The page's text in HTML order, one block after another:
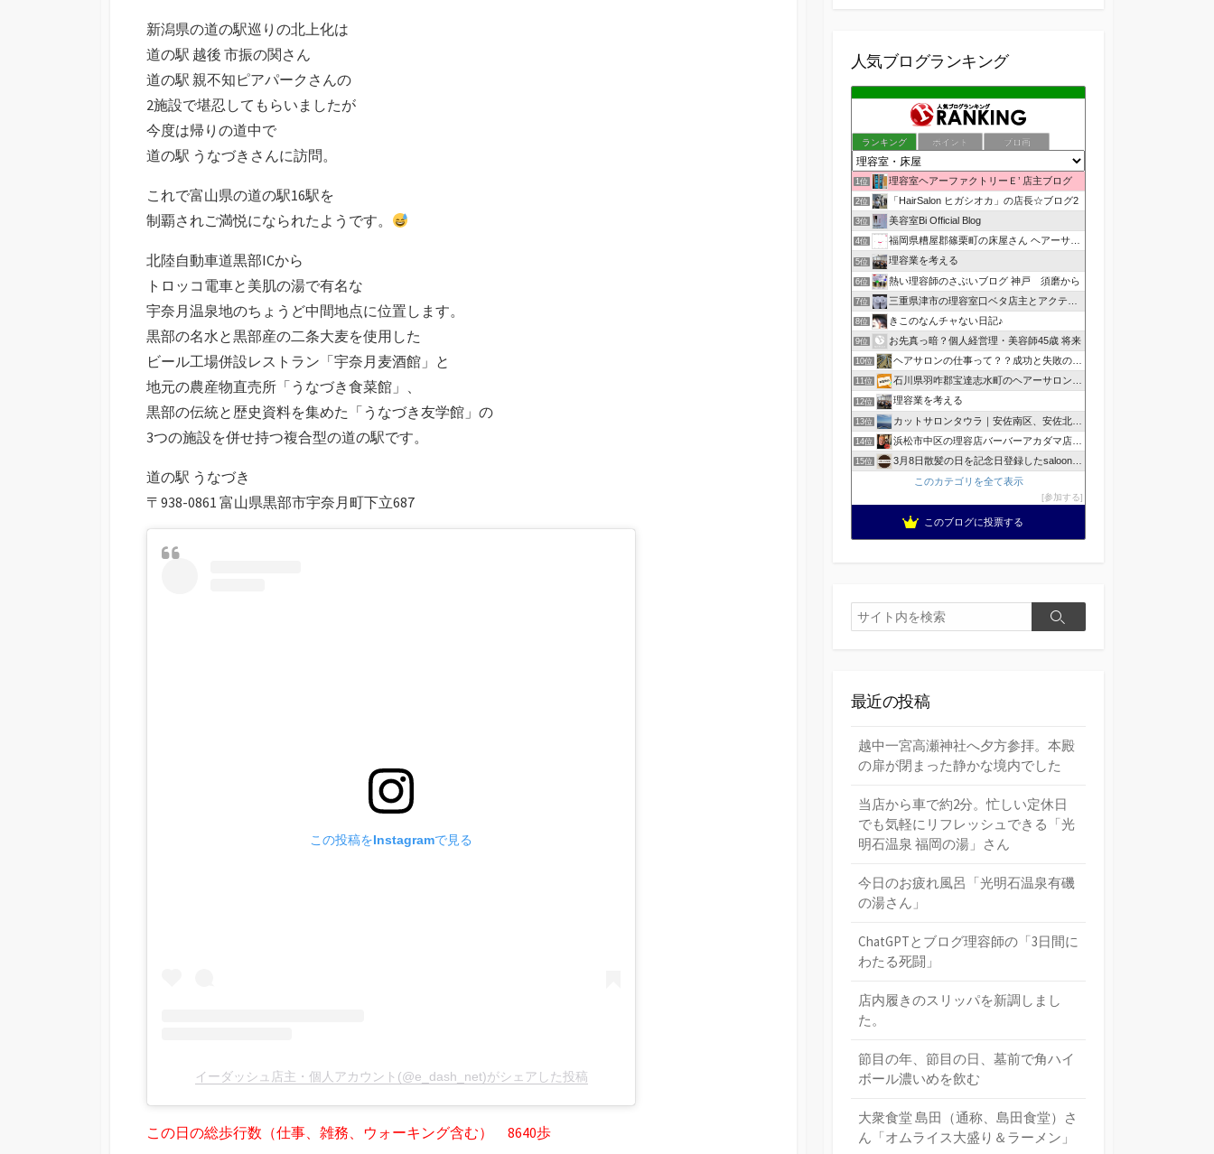
新潟県の道の駅巡りの北上化は
道の駅 越後 市振の関さん
道の駅 親不知ピアパークさんの
2施設で堪忍してもらいましたが
今度は帰りの道中で
道の駅 うなづきさんに訪問。
これで富山県の道の駅16駅を
制覇されご満悦になられたようです。
北陸自動車道黒部ICから
トロッコ電車と美肌の湯で有名な
宇奈月温泉地のちょうど中間地点に位置します。
黒部の名水と黒部産の二条大麦を使用した
ビール工場併設レストラン「宇奈月麦酒館」と
地元の農産物直売所「うなづき食菜館」、
黒部の伝統と歴史資料を集めた「うなづき友学館」の
3つの施設を併せ持つ複合型の道の駅です。
道の駅 うなづき
〒938-0861 富山県黒部市宇奈月町下立687
この投稿をInstagramで見る
イーダッシュ店主・個人アカウント(@e_dash_net)がシェアした投稿
この日の総歩行数（仕事、雑務、ウォーキング含む） 8640歩
人気ブログランキング
ランキング ポイント ブロ画
1位 理容室ヘアーファクトリーＥ’ 店主ブログ
2位 「HairSalon ヒガシオカ」の店長☆ブログ2
3位 美容室Bi Official Blog
4位 福岡県糟屋郡篠栗町の床屋さん ヘアーサロン１２３公式ブログ
5位 理容業を考える
6位 熱い理容師のさぶいブログ 神戸 須磨から
7位 三重県津市の理容室口ベタ店主とアクティブ嫁のblog
8位 きこのなんチャない日記♪
9位 お先真っ暗？個人経営理・美容師45歳 将来
10位 ヘアサロンの仕事って？？成功と失敗の覚悟！
11位 石川県羽咋郡宝達志水町のヘアーサロン ホープヘアーズ
12位 理容業を考える
13位 カットサロンタウラ｜安佐南区、安佐北区の理美容院
14位 浜松市中区の理容店バーバーアカダマ店主が書く
15位
3月8日散髪の日を記念日登録したsaloonhair
このカテゴリを全て表示
参加する
このブログに投票する
検
索
検
最近の投稿
越中一宮高瀬神社へ夕方参拝。本殿
の扉が閉まった静かな境内でした
当店から車で約2分。忙しい定休日
でも気軽にリフレッシュできる「光
明石温泉 福岡の湯」さん
今日のお疲れ風呂「光明石温泉有磯
の湯さん」
ChatGPTとブログ理容師の「3日間に
わたる死闘」
店内履きのスリッパを新調しまし
た。
節目の年、節目の日、墓前で角ハイ
ボール濃いめを飲む
大衆食堂 島田（通称、島田食堂）さ
ん「オムライス大盛り＆ラーメン」